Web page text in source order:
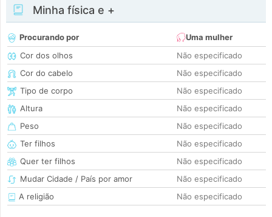
Minha física e +
Procurando por
Uma mulher
Cor dos olhos
Não especificado
Cor do cabelo
Não especificado
Tipo de corpo
Não especificado
Altura
Não especificado
Peso
Não especificado
Ter filhos
Não especificado
Quer ter filhos
Não especificado
Mudar Cidade / País por amor
Não especificado
A religião
Não especificado